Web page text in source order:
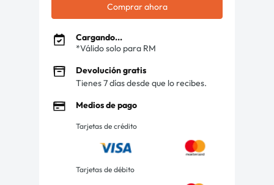
Comprar ahora
Cargando...
*Válido solo para RM
Devolución gratis
Tienes 7 días desde que lo recibes.
Medios de pago
Tarjetas de crédito
Tarjetas de débito